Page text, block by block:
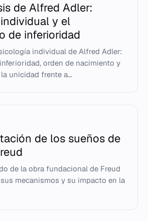
de Alfred Adler:
y el
de inferioridad
individual de Alfred Adler:
orden de nacimiento y
unicidad frente a...
de los sueños de
de la obra fundacional de Freud
mecanismos y su impacto en la